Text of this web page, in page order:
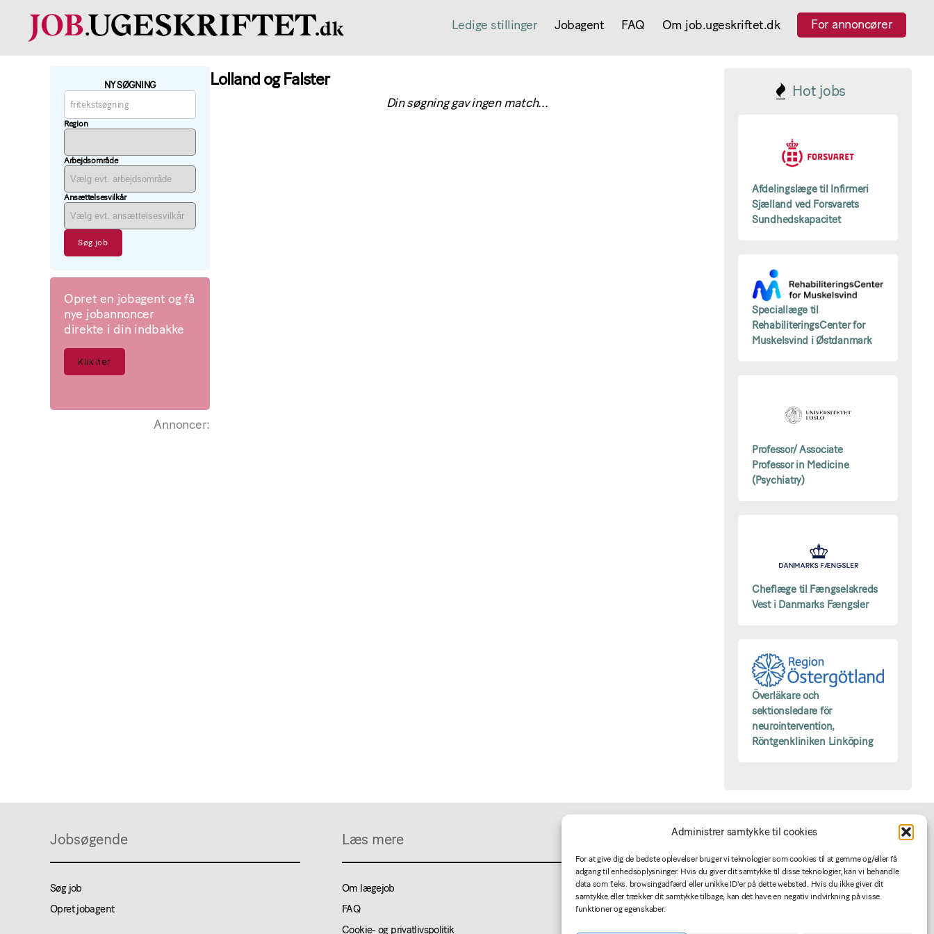
Administrer samtykke til cookies
For at give dig de bedste oplevelser bruger vi teknologier som cookies til at gemme og/eller få
adgang til enhedsoplysninger. Hvis du giver dit samtykke til disse teknologier, kan vi behandle
data som f.eks. browsingadfærd eller unikke ID'er på dette websted. Hvis du ikke giver dit
samtykke eller trækker dit samtykke tilbage, kan det have en negativ indvirkning på visse
funktioner og egenskaber.
job.ugeskriftet.dk
Ledige stillinger Jobagent FAQ Om job.ugeskriftet.dk For annoncører
NY SØGNING
Region
Arbejdsområde
Ansættelsesvilkår
Opret en jobagent og få
nye jobannoncer
direkte i din indbakke
Klik her
Annoncer:
Lolland og Falster
Din søgning gav ingen match...
Hot jobs
Afdelingslæge til Infirmeri
Sjælland ved Forsvarets
Sundhedskapacitet
Speciallæge til
RehabiliteringsCenter for
Muskelsvind i Østdanmark
Professor/ Associate
Professor in Medicine
(Psychiatry)
Cheflæge til Fængselskreds
Vest i Danmarks Fængsler
Överläkare och
sektionsledare för
neurointervention,
Röntgenkliniken Linköping
Jobsøgende
Søg job
Opret jobagent
Læs mere
Om lægejob
FAQ
Cookie- og privatlivspolitik
For annoncører
Jobannoncering
Betingelser